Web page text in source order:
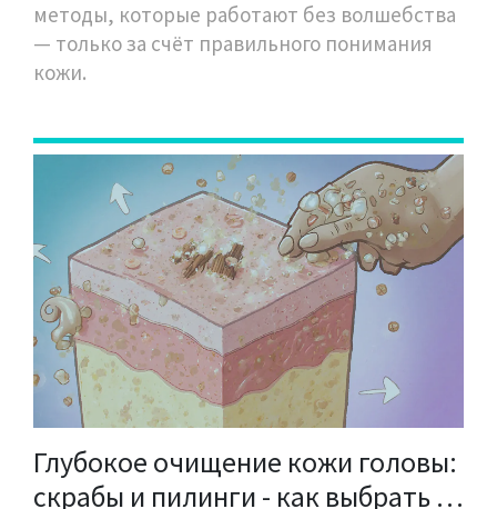
методы, которые работают без волшебства
— только за счёт правильного понимания
кожи.
Глубокое очищение кожи головы:
скрабы и пилинги - как выбрать и